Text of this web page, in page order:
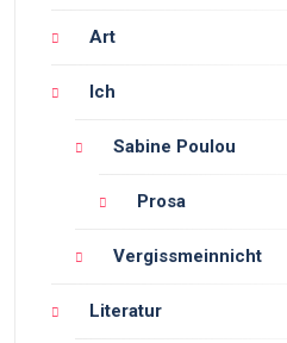
Art
Ich
Sabine Poulou
Prosa
Vergissmeinnicht
Literatur